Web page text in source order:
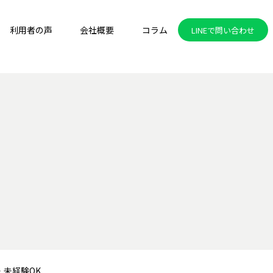
利用者の声 会社概要 コラム LINEで問い合わせ
未経験OK